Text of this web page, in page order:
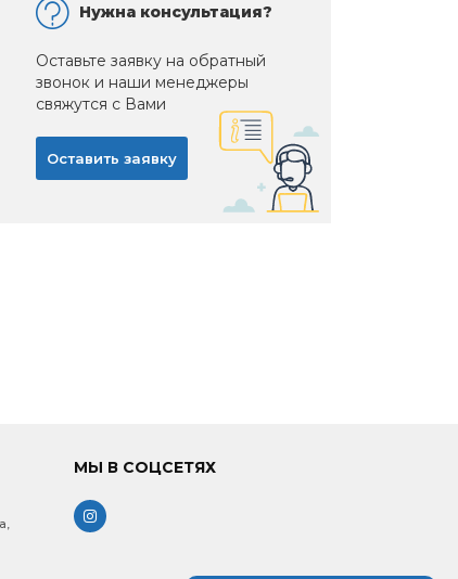
Нужна консультация?
Оставьте заявку на обратный
звонок и наши менеджеры
свяжутся с Вами
Оставить заявку
МЫ В СОЦСЕТЯХ